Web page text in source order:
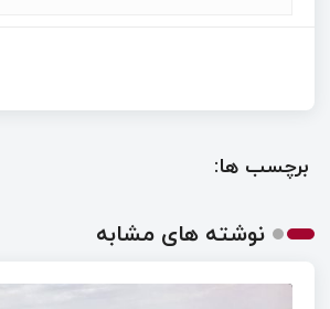
برچسب ها:
نوشته های مشابه